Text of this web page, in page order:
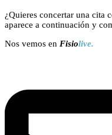
¿Quieres concertar una cita
aparece a continuación y
Nos vemos en Fisiolive.